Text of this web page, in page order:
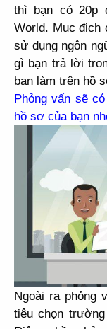
thì bạn có 20p
World. Mục địch
sử dụng ngôn
gì bạn trả lời
bạn làm trên hồ
Phỏng vấn sẽ
hồ sơ của bạn
Ngoài ra phỏng
tiêu chọn